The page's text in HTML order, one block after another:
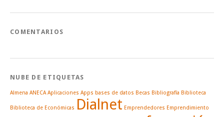
COMENTARIOS
NUBE DE ETIQUETAS
Almena ANECA Aplicaciones Apps bases de datos Becas Bibliografía Biblioteca
Biblioteca de Económicas Dialnet Emprendedores Emprendimiento